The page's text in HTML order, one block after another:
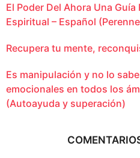
El Poder Del Ahora Una
Espiritual – Español
Recupera tu mente,
Es manipulación y no lo
emocionales en todos los
(Autoayuda y superación)